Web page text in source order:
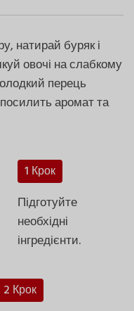
натирай буряк і
овочі на слабкому
перець
аромат та
1 Крок
Підготуйте
необхідні
інгредієнти.
2 Крок